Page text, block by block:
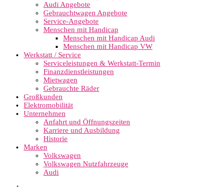
Audi Angebote
Gebrauchtwagen Angebote
Service-Angebote
Menschen mit Handicap
Menschen mit Handicap Audi
Menschen mit Handicap VW
Werkstatt / Service
Serviceleistungen & Werkstatt-Termin
Finanzdienstleistungen
Mietwagen
Gebrauchte Räder
Großkunden
Elektromobilität
Unternehmen
Anfahrt und Öffnungszeiten
Karriere und Ausbildung
Historie
Marken
Volkswagen
Volkswagen Nutzfahrzeuge
Audi